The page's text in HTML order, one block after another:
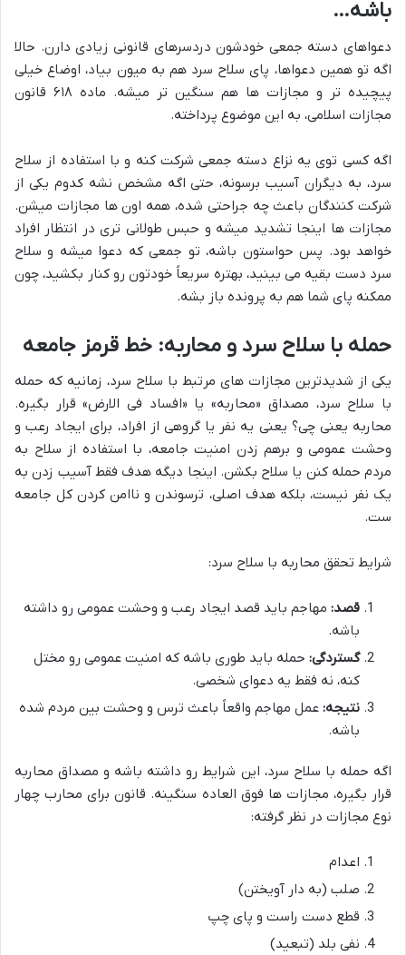
باشه…
دعواهای دسته جمعی خودشون دردسرهای قانونی زیادی دارن. حالا
اگه تو همین دعواها، پای سلاح سرد هم به میون بیاد، اوضاع خیلی
پیچیده تر و مجازات ها هم سنگین تر میشه. ماده ۶۱۸ قانون
مجازات اسلامی، به این موضوع پرداخته.
اگه کسی توی یه نزاع دسته جمعی شرکت کنه و با استفاده از سلاح
سرد، به دیگران آسیب برسونه، حتی اگه مشخص نشه کدوم یکی از
شرکت کنندگان باعث چه جراحتی شده، همه اون ها مجازات میشن.
مجازات ها اینجا تشدید میشه و حبس طولانی تری در انتظار افراد
خواهد بود. پس حواستون باشه، تو جمعی که دعوا میشه و سلاح
سرد دست بقیه می بینید، بهتره سریعاً خودتون رو کنار بکشید، چون
ممکنه پای شما هم به پرونده باز بشه.
حمله با سلاح سرد و محاربه: خط قرمز جامعه
یکی از شدیدترین مجازات های مرتبط با سلاح سرد، زمانیه که حمله
با سلاح سرد، مصداق «محاربه» یا «افساد فی الارض» قرار بگیره.
محاربه یعنی چی؟ یعنی یه نفر یا گروهی از افراد، برای ایجاد رعب و
وحشت عمومی و برهم زدن امنیت جامعه، با استفاده از سلاح به
مردم حمله کنن یا سلاح بکشن. اینجا دیگه هدف فقط آسیب زدن به
یک نفر نیست، بلکه هدف اصلی، ترسوندن و ناامن کردن کل جامعه
ست.
شرایط تحقق محاربه با سلاح سرد:
قصد: مهاجم باید قصد ایجاد رعب و وحشت عمومی رو داشته
باشه.
گستردگی: حمله باید طوری باشه که امنیت عمومی رو مختل
کنه، نه فقط یه دعوای شخصی.
نتیجه: عمل مهاجم واقعاً باعث ترس و وحشت بین مردم شده
باشه.
اگه حمله با سلاح سرد، این شرایط رو داشته باشه و مصداق محاربه
قرار بگیره، مجازات ها فوق العاده سنگینه. قانون برای محارب چهار
نوع مجازات در نظر گرفته:
اعدام
صلب (به دار آویختن)
قطع دست راست و پای چپ
نفی بلد (تبعید)